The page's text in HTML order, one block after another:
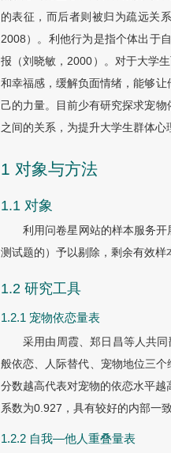
的表征，而后者则被归为疏远关
2008）。利他行为是指个体出于
报（刘晓敏，2000）。对于大学
和幸福感，缓解负面情绪，能够
己的力量。目前少有研究探求宠
之间的关系，为提升大学生群体心
1 对象与方法
1.1 对象
利用问卷星网站的样本服务
测试题的）予以剔除，剩余有效样
1.2 研究工具
1.2.1 宠物依恋量表
采用由周霞、郑日昌等人共
般依恋、人际替代、宠物地位三个
分数越高代表对宠物的依恋水平
系数为0.927，具有较好的内部一致
1.2.2 自我—他人重叠量表